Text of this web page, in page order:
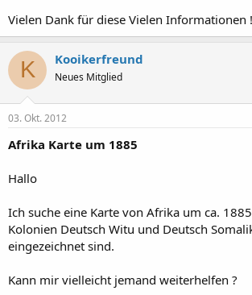
so aussehen sollten, wie bei Wiki als Entwurf 6
Nähere Infos findest du bei Jörg Karaschweski
Wappen der deutschen Kolonien" neueste
Verlag. Kauf keine alten Auflagen, da sind die
verschollenen Wappen-Entwürfe und ihre
auch in der Zeitschrift Moneytrend 10/2009
praktisch nur die "Reichskriegsflagge" üblich.
die Dienstflagge des Auswärtigen Amtes, bzw.
Vielen Dank für diese Vielen Informationen
K Kooikerfreund
Neues Mitglied
03. Okt. 2012
Afrika Karte um 1885
Hallo
Ich suche eine Karte von Afrika um ca.
Kolonien Deutsch Witu und Deutsch
eingezeichnet sind.
Kann mir vielleicht jemand weiterhelfen ?